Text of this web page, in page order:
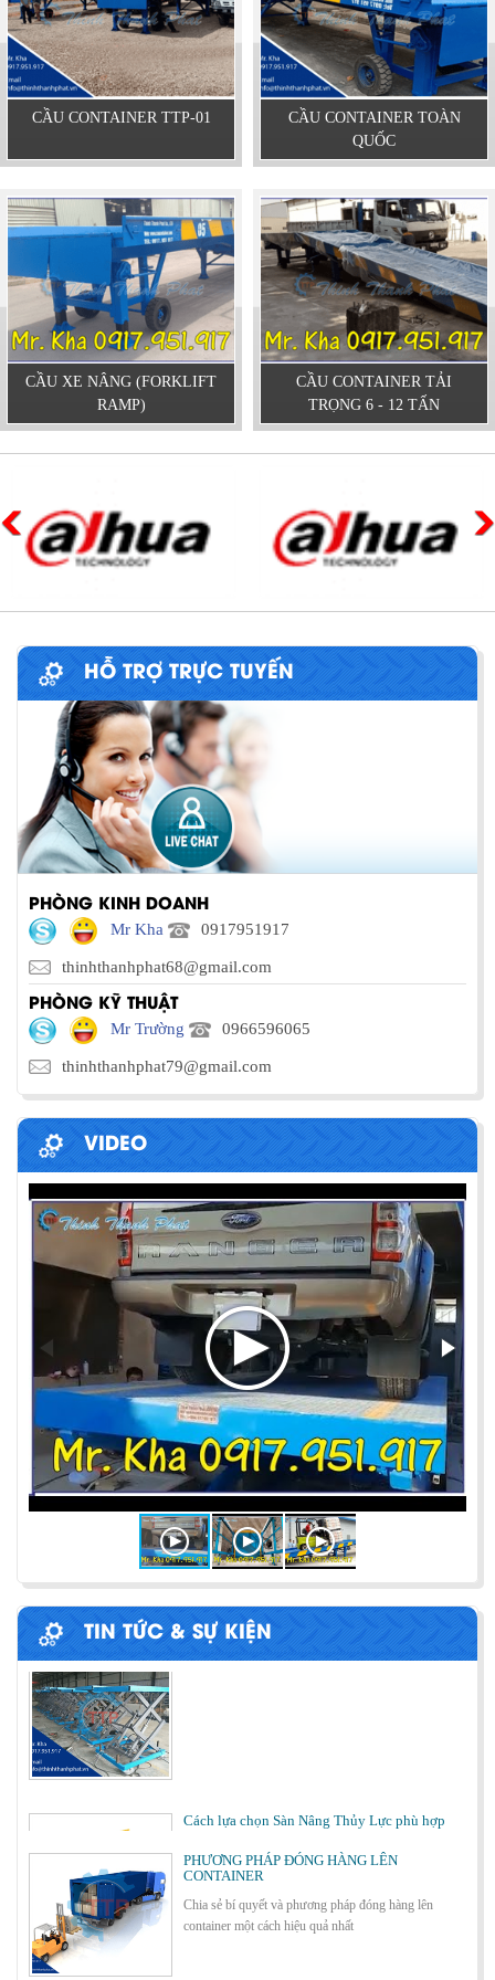
CẦU CONTAINER TTP-01
CẦU CONTAINER TOÀN
QUỐC
CẦU XE NÂNG (FORKLIFT
RAMP)
CẦU CONTAINER TẢI
TRỌNG 6 - 12 TẤN
HỖ TRỢ TRỰC TUYẾN
PHÒNG KINH DOANH
Mr Kha 0917951917
thinhthanhphat68@gmail.com
PHÒNG KỸ THUẬT
Mr Trường 0966596065
thinhthanhphat79@gmail.com
VIDEO
TIN TỨC & SỰ KIỆN
PHƯƠNG PHÁP ĐÓNG HÀNG LÊN
CONTAINER
Chia sẻ bí quyết và phương pháp đóng hàng lên
container một cách hiệu quả nhất
ỨNG DỤNG CỦA BÀN NÂNG THỦY LỰC
Cùng tìm hiểu về ứng dụng của bàn nâng thủy lực
BÀN NÂNG THỦY LỰC MINI
Bơm thủy lực Dock leveler
CONTAINER
Chia sẻ bí quyết và phương pháp đóng hàng lên
container một cách hiệu quả nhất